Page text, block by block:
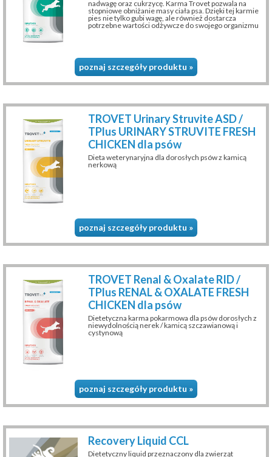
nadwagę oraz cukrzycę. Karma Trovet pozwala na
stopniowe obniżanie masy ciała psa. Dzięki tej karmie
pies nie tylko gubi wagę, ale również dostarcza
potrzebne wartości odżywcze do swojego organizmu
poznaj szczegóły produktu »
TROVET Urinary Struvite ASD /
TPlus URINARY STRUVITE FRESH
CHICKEN dla psów
Dieta weterynaryjna dla dorosłych psów z kamicą
nerkową
poznaj szczegóły produktu »
TROVET Renal & Oxalate RID /
TPlus RENAL & OXALATE FRESH
CHICKEN dla psów
Dietetyczna karma pokarmowa dla psów dorosłych z
niewydolnością nerek / kamicą szczawianową i
cystynową
poznaj szczegóły produktu »
Recovery Liquid CCL
Dietetyczny liquid przeznaczony dla zwierząt